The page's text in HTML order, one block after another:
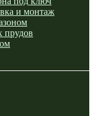
и монтаж
прудов